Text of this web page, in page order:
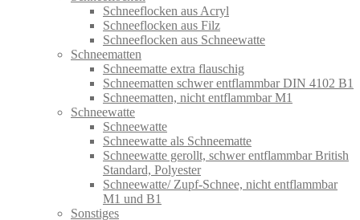
Schneeflocken aus Acryl
Schneeflocken aus Filz
Schneeflocken aus Schneewatte
Schneematten
Schneematte extra flauschig
Schneematten schwer entflammbar DIN 4102 B1
Schneematten, nicht entflammbar M1
Schneewatte
Schneewatte
Schneewatte als Schneematte
Schneewatte gerollt, schwer entflammbar British
Standard, Polyester
Schneewatte/ Zupf-Schnee, nicht entflammbar
M1 und B1
Sonstiges